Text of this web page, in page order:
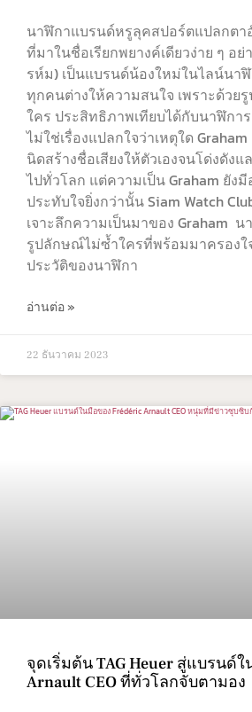
นาฬิกาแบรนด์หรูลุคสปอร์ตแปลกต
ที่มาในชื่อเรียกพยางค์เดียวง่าย ๆ อย่า
รห์ม) เป็นแบรนด์น้องใหม่ในไลน์นา
ทุกคนต่างให้ความสนใจ เพราะด้วย
ใคร ประสิทธิภาพเทียบได้กับนาฬิการ
ไม่ใช่เรื่องแปลกใจว่าเหตุใด
นิดสร้างชื่อเสียงให้ตัวเองจนโด่งดัง
ไปทั่วโลก แต่ความเป็น Graham ยัง
ประทับใจยิ่งกว่านั้น Siam Watch
เจาะลึกความเป็นมาของ Graham
รูปลักษณ์ไม่ซ้ำใครที่พร้อมมาครองใ
ประวัติของนาฬิกา
อ่านต่อ »
22 ธันวาคม 2023
จุดเริ่มต้น TAG Heuer สู่แบรนด์
Arnault CEO ที่ทั่วโลกจับตามอง